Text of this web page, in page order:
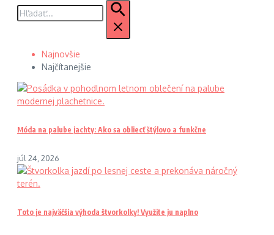
Hľadať:
Najnovšie
Najčítanejšie
Móda na palube jachty: Ako sa obliecť štýlovo a funkčne
júl 24, 2026
Toto je najväčšia výhoda štvorkolky! Využite ju naplno